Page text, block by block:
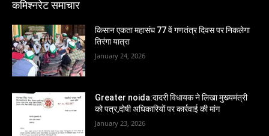
कमिश्नरेट समाचार
किसान एकता महासंघ 77 वें गणतंत्र दिवस पर निकलेगा
तिरंगा यात्रा
January 24, 2026
Greater noida:दादरी विधायक ने लिखा मुख्यमंत्री
को पत्र,दोषी अधिकारियों पर कार्रवाई की मांग
January 23, 2026